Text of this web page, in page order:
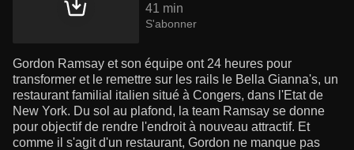
41 min
S'abonner
Gordon Ramsay et son équipe ont 24 heures pour
transformer et le remettre sur les rails le Bella Gianna's, un
restaurant familial italien situé à Congers, dans l'Etat de
New York. Du sol au plafond, la team Ramsay se donne
pour objectif de rendre l'endroit à nouveau attractif. Et
comme il s'agit d'un restaurant, Gordon ne manque pas